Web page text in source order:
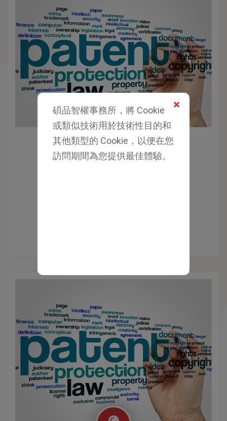
碩品智權事務所，將 Cookie
或類似技術用於技術性目的和
其他類型的 Cookie，以便在您
訪問期間為您提供最佳體驗。
商標移轉